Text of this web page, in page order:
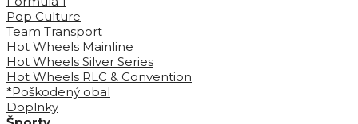
Pop Culture
Team Transport
Hot Wheels Mainline
Hot Wheels Silver Series
Hot Wheels RLC & Convention
*Poškodený obal
Doplnky